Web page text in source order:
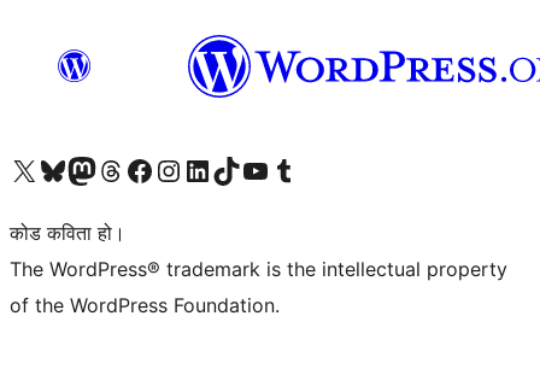
हाम्रो X (पहिले ट्विटर) खातामा जानुहोस्
हाम्रो Bluesky खाता भ्रमण गर्नुहोस्
हाम्रो म्यास्टोडन खाता भ्रमण गर्नुहोस्
हाम्रो थ्रेड्स खातामा जानुहोस्
हाम्रो फेसबुक पेजमा जानुहोस्
हाम्रो इन्स्टाग्राम खातामा जानुहोस्
हाम्रो लिङ्क्डइन खातामा जानुहोस्
हाम्रो TikTok खाता भ्रमण गर्नुहोस्
हाम्रो युट्युब च्यानलमा जानुहोस्
हाम्रो टम्बलर खाता भ्रमण गर्नुहोस्
कोड कविता हो।
The WordPress® trademark is the intellectual property
of the WordPress Foundation.